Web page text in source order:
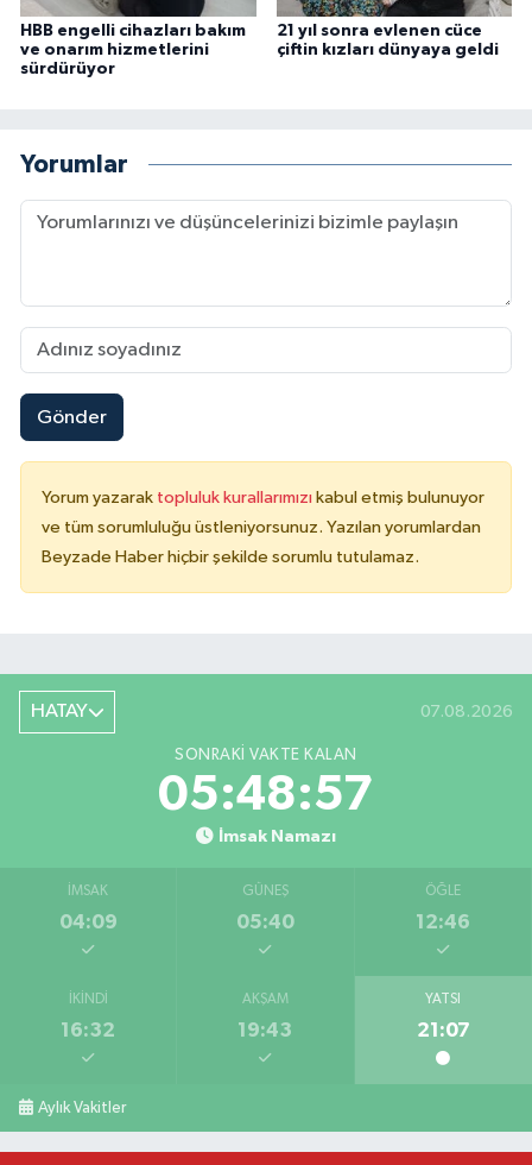
HBB engelli cihazları bakım
ve onarım hizmetlerini
sürdürüyor
21 yıl sonra evlenen cüce
çiftin kızları dünyaya geldi
Yorumlar
Gönder
Yorum yazarak topluluk kurallarımızı kabul etmiş bulunuyor
ve tüm sorumluluğu üstleniyorsunuz. Yazılan yorumlardan
Beyzade Haber hiçbir şekilde sorumlu tutulamaz.
HATAY 07.08.2026
SONRAKI VAKTE KALAN
05:48:56
İmsak Namazı
İMSAK
04:09
GÜNEŞ
05:40
ÖĞLE
12:46
İKINDI
16:32
AKŞAM
19:43
YATSI
21:07
Aylık Vakitler
Salah'ın maaşı açıklandı! İşte devasa ücret
Feci motosiklet kazası: 72 yaşındaki sürücü
20:21 |Düğünde çıkan yangına aldırış etmeden